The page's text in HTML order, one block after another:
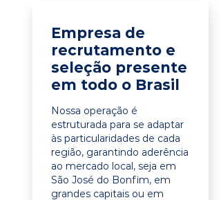
Empresa de
recrutamento e
seleção presente
em todo o Brasil
Nossa operação é
estruturada para se adaptar
às particularidades de cada
região, garantindo aderência
ao mercado local, seja em
São José do Bonfim, em
grandes capitais ou em